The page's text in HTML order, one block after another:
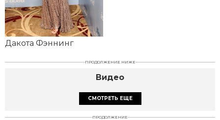
Дакота Фэннинг
ПРОДОЛЖЕНИЕ НИЖЕ
Видео
СМОТРЕТЬ ЕЩЕ
ПРОДОЛЖЕНИЕ